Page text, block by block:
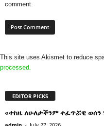
comment.
This site uses Akismet to reduce
processed.
EDITOR PICKS
«ተከዜ ለሁለታችንም ተፈጥሯዊ ወሰን